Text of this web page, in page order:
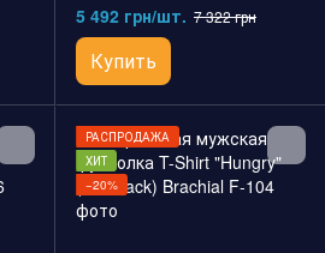
5 492 грн/шт. 7 322 грн
Купить
РАСПРОДАЖА
ХИТ
−20%